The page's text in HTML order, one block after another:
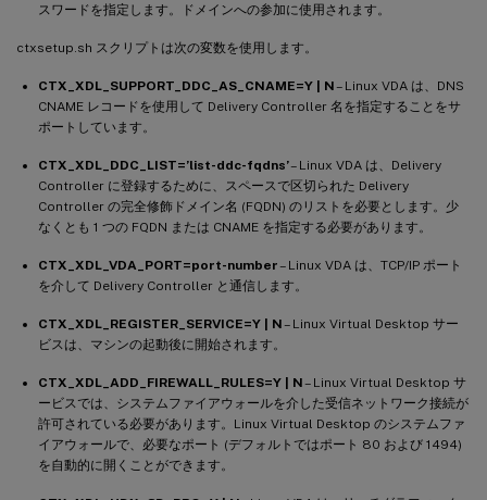
スワードを指定します。ドメインへの参加に使用されます。
ctxsetup.sh スクリプトは次の変数を使用します。
CTX_XDL_SUPPORT_DDC_AS_CNAME=Y | N– Linux VDA は、DNS
CNAME レコードを使用して Delivery Controller 名を指定することをサ
ポートしています。
CTX_XDL_DDC_LIST=’list-ddc-fqdns’– Linux VDA は、Delivery
Controller に登録するために、スペースで区切られた Delivery
Controller の完全修飾ドメイン名 (FQDN) のリストを必要とします。少
なくとも 1 つの FQDN または CNAME を指定する必要があります。
CTX_XDL_VDA_PORT=port-number– Linux VDA は、TCP/IP ポート
を介して Delivery Controller と通信します。
CTX_XDL_REGISTER_SERVICE=Y | N– Linux Virtual Desktop サー
ビスは、マシンの起動後に開始されます。
CTX_XDL_ADD_FIREWALL_RULES=Y | N– Linux Virtual Desktop サ
ービスでは、システムファイアウォールを介した受信ネットワーク接続が
許可されている必要があります。Linux Virtual Desktop のシステムファ
イアウォールで、必要なポート (デフォルトではポート 80 および 1494)
を自動的に開くことができます。